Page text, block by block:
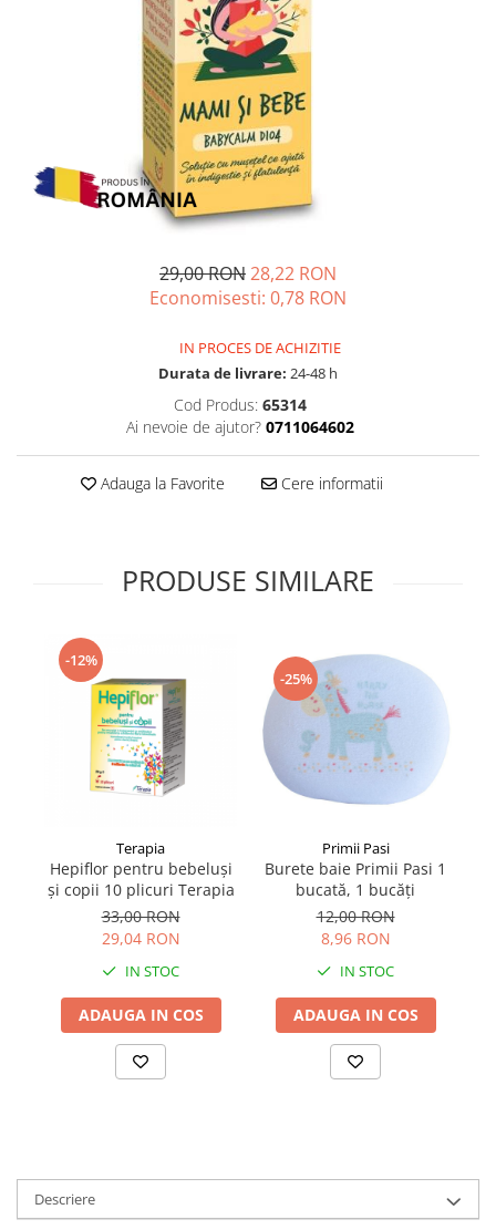
Probiotice si prebiotice
Sanatate urinara
Sistemul respirator
Somn stres si anxietate
Supliment Vitamina C
Supliment Zinc
Tuse gat si respiratie
Vitamine si minerale
Balsam masca si tratament
Produse cu SPF Pentru Fata
Repelenti insecte
29,00 RON28,22 RON
Economisesti: 0,78 RON
IN PROCES DE ACHIZITIE
Durata de livrare: 24-48 h
Cod Produs: 65314
Ai nevoie de ajutor? 0711064602
Adauga la Favorite Cere informatii
PRODUSE SIMILARE
-12%
Terapia
Hepiflor pentru bebeluși
și copii 10 plicuri Terapia
33,00 RON
29,04 RON
IN STOC
ADAUGA IN COS
-25%
Primii Pasi
Burete baie Primii Pasi 1
bucată, 1 bucăți
12,00 RON
8,96 RON
IN STOC
ADAUGA IN COS
Descriere